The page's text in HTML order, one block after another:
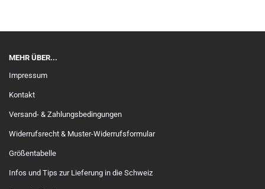
MEHR ÜBER...
Impressum
Kontakt
Versand- & Zahlungsbedingungen
Widerrufsrecht & Muster-Widerrufsformular
Größentabelle
Infos und Tips zur Lieferung in die Schweiz